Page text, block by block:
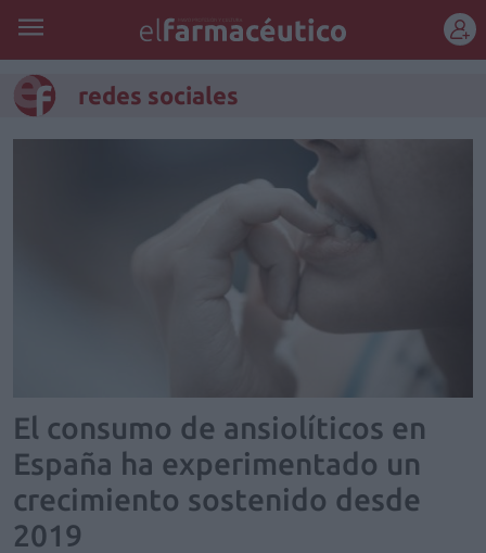
redes sociales
El consumo de ansiolíticos en
España ha experimentado un
crecimiento sostenido desde
2019